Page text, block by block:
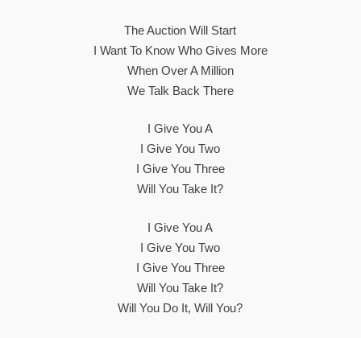
The Auction Will Start
I Want To Know Who Gives More
When Over A Million
We Talk Back There
I Give You A
I Give You Two
I Give You Three
Will You Take It?
I Give You A
I Give You Two
I Give You Three
Will You Take It?
Will You Do It, Will You?